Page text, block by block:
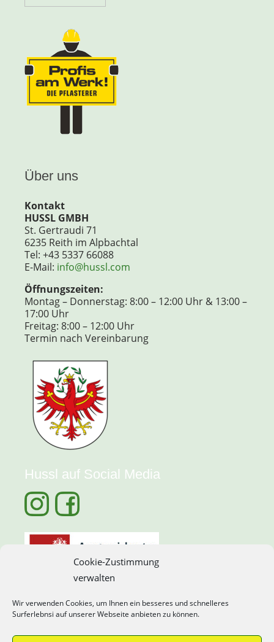
Cookie-Zustimmung
verwalten
Wir verwenden Cookies, um Ihnen ein besseres und schnelleres
Surferlebnsi auf unserer Webseite anbieten zu können.
Über uns
Kontakt
HUSSL GMBH
St. Gertraudi 71
6235 Reith im Alpbachtal
Tel: +43 5337 66088
E-Mail: info@hussl.com
Öffnungszeiten:
Montag – Donnerstag: 8:00 – 12:00 Uhr & 13:00 –
17:00 Uhr
Freitag: 8:00 – 12:00 Uhr
Termin nach Vereinbarung
Hussl auf Social Media